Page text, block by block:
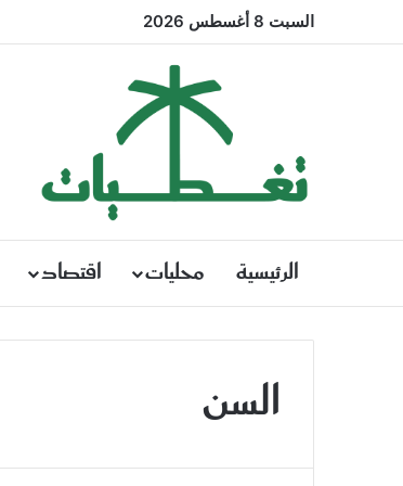
السبت 8 أغسطس 2026
الرئيسية محليات اقتصاد
السن